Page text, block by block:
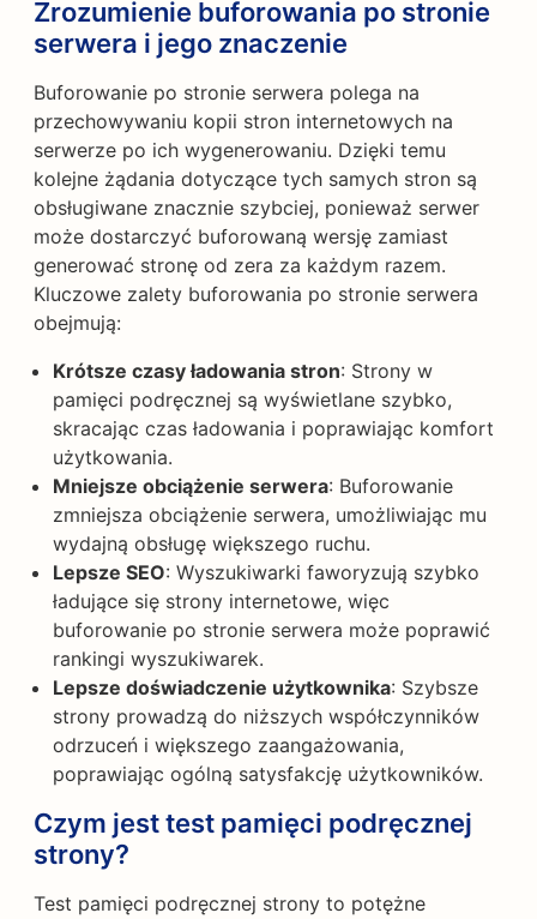
Zrozumienie buforowania po stronie
serwera i jego znaczenie
Buforowanie po stronie serwera polega na
przechowywaniu kopii stron internetowych na
serwerze po ich wygenerowaniu. Dzięki temu
kolejne żądania dotyczące tych samych stron są
obsługiwane znacznie szybciej, ponieważ serwer
może dostarczyć buforowaną wersję zamiast
generować stronę od zera za każdym razem.
Kluczowe zalety buforowania po stronie serwera
obejmują:
Krótsze czasy ładowania stron: Strony w
pamięci podręcznej są wyświetlane szybko,
skracając czas ładowania i poprawiając komfort
użytkowania.
Mniejsze obciążenie serwera: Buforowanie
zmniejsza obciążenie serwera, umożliwiając mu
wydajną obsługę większego ruchu.
Lepsze SEO: Wyszukiwarki faworyzują szybko
ładujące się strony internetowe, więc
buforowanie po stronie serwera może poprawić
rankingi wyszukiwarek.
Lepsze doświadczenie użytkownika: Szybsze
strony prowadzą do niższych współczynników
odrzuceń i większego zaangażowania,
poprawiając ogólną satysfakcję użytkowników.
Czym jest test pamięci podręcznej
strony?
Test pamięci podręcznej strony to potężne